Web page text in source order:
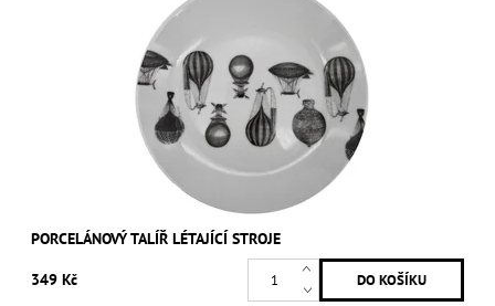
PORCELÁNOVÝ TALÍŘ LÉTAJÍCÍ STROJE
349 Kč